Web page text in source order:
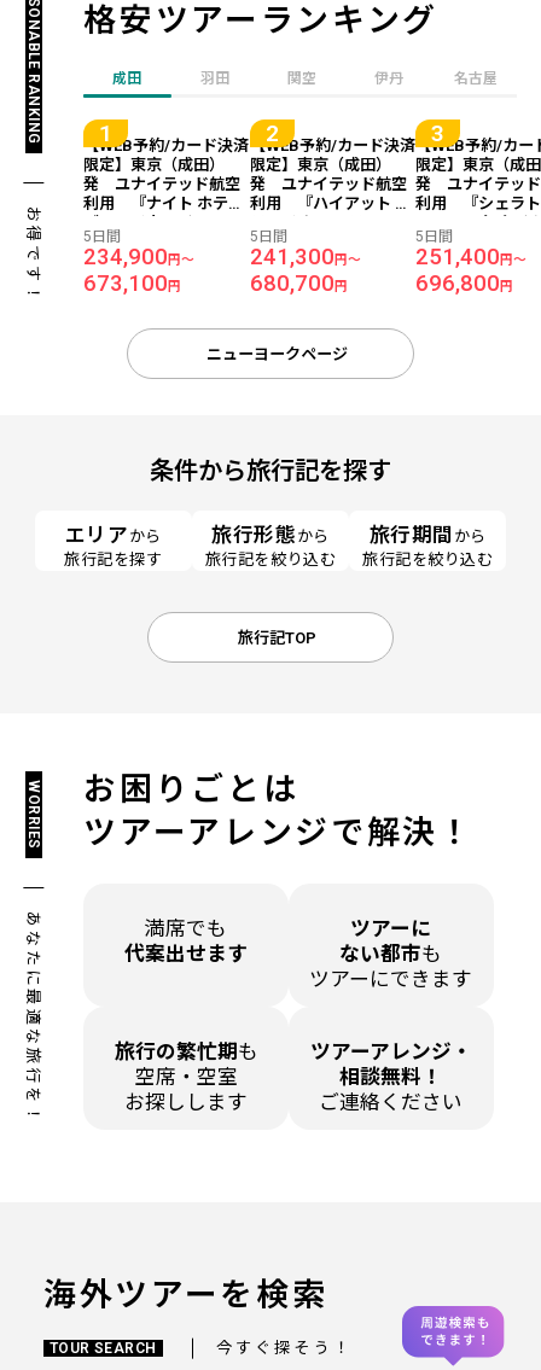
格安ツアーランキング
REASONABLE RANKING
お得です！
成田 羽田 関空 伊丹 名古屋
【WEB予約/カード決済
限定】東京（成田）
発 ユナイテッド航空
利用 『ナイト ホテル
ヨークシティ』指定
＜ニューヨーク＞ 5日
間
5日間
234,900円～
673,100円
【WEB予約/カード決済
限定】東京（成田）
発 ユナイテッド航空
利用 『ハイアット グ
ーヨーク（旧：グラン
ド ハイアット ニューヨ
ーク）』指定 ＜ニュ
ーヨーク＞ 5日間
5日間
241,300 円～
680,700 円
【WEB予約/カー
限定】東京（成
発 ユナイテッ
利用 『シェラ
クエア ホテル
＜ニューヨーク
間
5日間
251,400円～
696,800円
ニューヨークページ
条件から旅行記を探す
エリア から
旅行記を探す
旅行形態 から
旅行記を絞り込む
旅行期間 から
旅行記を絞り込む
旅行記TOP
お困りごとは
ツアーアレンジで解決！
WORRIES
あなたに最適な旅行を！
満席でも
代案出せます
ツアーに
ない都市も
ツアーにできます
旅行の繁忙期 も
空席・空室
お探しします
ツアーアレンジ・
相談無料！
ご連絡ください
海外ツアーを検索
TOUR SEARCH 今すぐ探そう！